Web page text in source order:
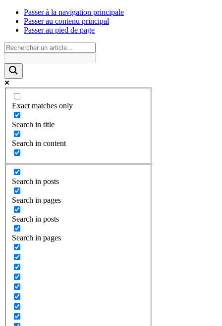
Passer à la navigation principale
Passer au contenu principal
Passer au pied de page
Exact matches only
Search in title
Search in content
Search in posts
Search in pages
Search in posts
Search in pages